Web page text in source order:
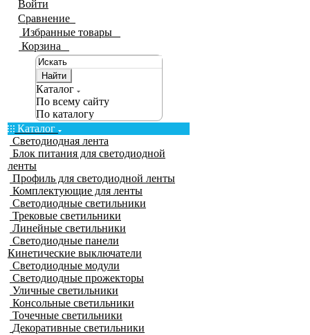
Войти
Сравнение
Избранные товары
Корзина
Найти
Каталог
По всему сайту
По каталогу
Каталог
Светодиодная лента
Блок питания для светодиодной
ленты
Профиль для светодиодной ленты
Комплектующие для ленты
Светодиодные светильники
Трековые светильники
Линейные светильники
Светодиодные панели
Кинетические выключатели
Светодиодные модули
Светодиодные прожекторы
Уличные светильники
Консольные светильники
Точечные светильники
Декоративные светильники